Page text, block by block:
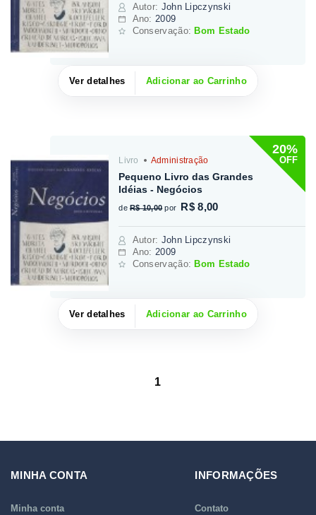
Autor: John Lipczynski
Ano: 2009
Conservação:Bom Estado
Ver detalhes Adicionar ao Carrinho
20%
OFF
Livro Administração
Pequeno Livro das Grandes
Idéias - Negócios
de R$ 10,00 por R$ 8,00
Autor: John Lipczynski
Ano: 2009
Conservação: Bom Estado
Ver detalhes Adicionar ao Carrinho
1
MINHA CONTA
Minha conta
INFORMAÇÕES
Contato